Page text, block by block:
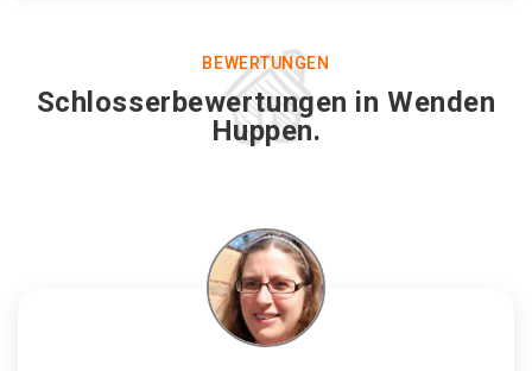
BEWERTUNGEN
Schlosserbewertungen in Wenden
Huppen.